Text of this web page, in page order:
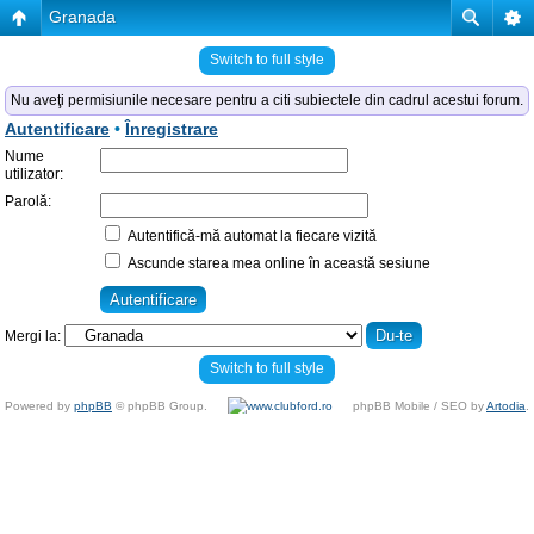
Granada
Switch to full style
Nu aveţi permisiunile necesare pentru a citi subiectele din cadrul acestui forum.
Autentificare • Înregistrare
Nume
utilizator:
Parolă:
Autentifică-mă automat la fiecare vizită
Ascunde starea mea online în această sesiune
Mergi la:
Switch to full style
Powered by phpBB © phpBB Group. phpBB Mobile / SEO byArtodia